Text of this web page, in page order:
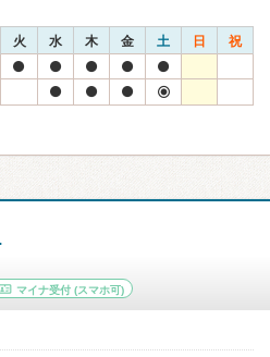
火 水 木 金 土 日 祝
マイナ受付 (スマホ可)